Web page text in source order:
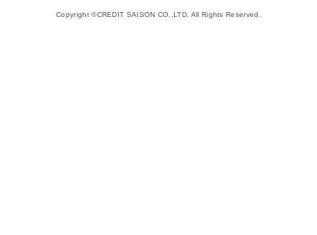
Copyright ©CREDIT SAISON CO.,LTD. All Rights Reserved.